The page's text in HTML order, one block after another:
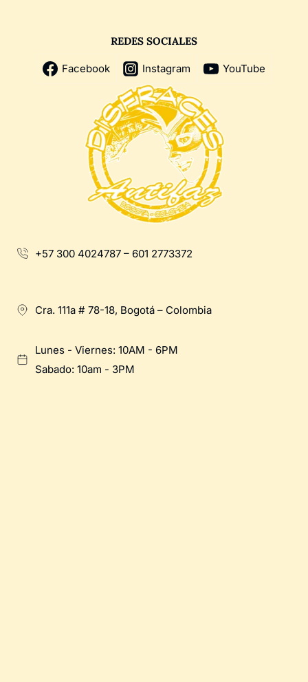
REDES SOCIALES
Facebook Instagram YouTube
+57 300 4024787 – 601 2773372
Cra. 111a # 78-18, Bogotá – Colombia
Lunes - Viernes: 10AM - 6PM
Sabado: 10am - 3PM